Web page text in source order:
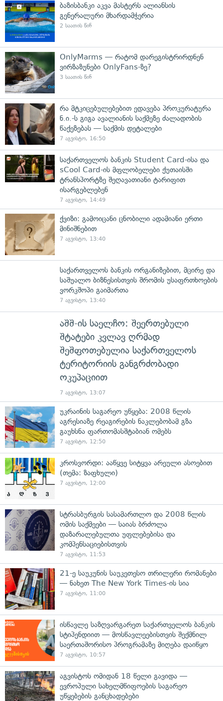
ბაზისბანკი აკვა მასტერს ალიანსის
გენერალური მხარდამჭერია
2 საათის წინ
OnlyMarms — რატომ დარეგისტრირდნენ
ვირზაზუნები OnlyFans-ზე?
3 საათის წინ
რა მტკიცებულებებით ედავება პროკურატურა
ნ.ი.-ს გიგა ავალიანის საქმეზე ძალადობის
წაქეზებას — საქმის დეტალები
7 აგვისტო, 16:50
საქართველოს ბანკის Student Card-ისა და
sCool Card-ის მფლობელები ქუთაისში
ტრანსპორტზე შეღავათიანი ტარიფით
ისარგებლებენ
7 აგვისტო, 14:49
ქვიზი: გამოიცანი ცნობილი ადამიანი ერთი
მინიშნებით
7 აგვისტო, 13:40
საქართველოს ბანკის ორგანიზებით, მცირე და
საშუალო ბიზნესისთვის შრომის უსაფრთხოების
ვორკშოპი გაიმართა
7 აგვისტო, 13:40
აშშ-ის საელჩო: შეერთებული
შტატები კვლავ ღრმად
შეშფოთებულია საქართველოს
ტერიტორიის განგრძობადი
ოკუპაციით
7 აგვისტო, 13:07
უკრაინის საგარეო უწყება: 2008 წლის
აგრესიაზე რეაგირების ნაკლებობამ გზა
გაუხსნა ფართომასშტაბიან ომებს
7 აგვისტო, 12:50
კროსვორდი: ააწყვე სიტყვა არეული ასოებით
(თემა: ზაფხული)
7 აგვისტო, 12:00
სტრასბურგის სასამართლო და 2008 წლის
ომის საქმეები — საიას ბრძოლა
დაზარალებულთა უფლებებისა და
კომპენსაციებისთვის
7 აგვისტო, 11:53
21-ე საუკუნის საუკეთესო თრილერი რომანები
— ნახეთ The New York Times-ის სია
7 აგვისტო, 11:00
ისწავლე საზღვარგარეთ საქართველოს ბანკის
სტიპენდიით — მოსწავლეებისთვის შექმნილ
საერთაშორისო პროგრამაზე მიღება დაიწყო
7 აგვისტო, 10:57
აგვისტოს ომიდან 18 წელი გავიდა —
ევროპული სახელმწიფოების საგარეო
უწყებების განცხადებები